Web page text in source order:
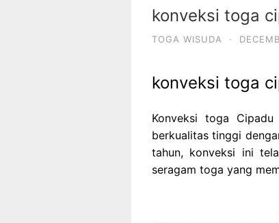
konveksi toga
TOGA WISUDA ·
konveksi toga
Konveksi toga
berkualitas tinggi
tahun, konveksi ini
seragam toga yang